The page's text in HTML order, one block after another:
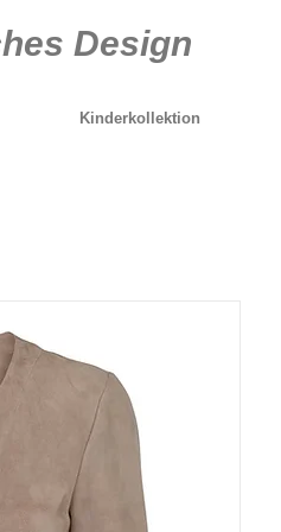
Design
Kinderkollektion